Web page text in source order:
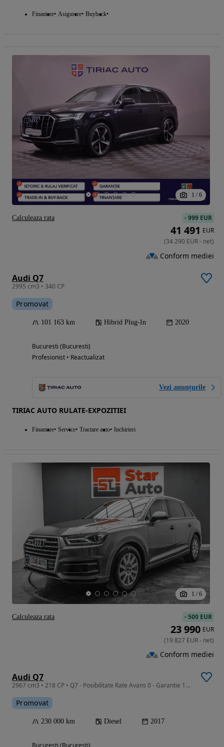
Finantare Asigurare Buyback
1 / 6
Audi Q7
2995 cm3 • 340 CP
Promovat
101 163 km Hibrid Plug-In 2020
Bucuresti (Bucuresti)
Profesionist • Reactualizat
Vezi anunțurile
TIRIAC AUTO RULATE-EXPOZITIEI
Finantare Service Tractare auto Inchirieri
-999 EUR
41 491 EUR
(34 290 EUR- net)
Conform mediei
Calculeaza rata
1 / 6
Audi Q7
2967 cm3 • 218 CP • Q7 - Posibilitate Rate Avans 0 - Garantie 12 Luni - IMPECABILA
Promovat
230 000 km Diesel 2017
Bucuresti (Bucuresti)
-500 EUR
23 990 EUR
(19 827 EUR- net)
Conform mediei
Calculeaza rata